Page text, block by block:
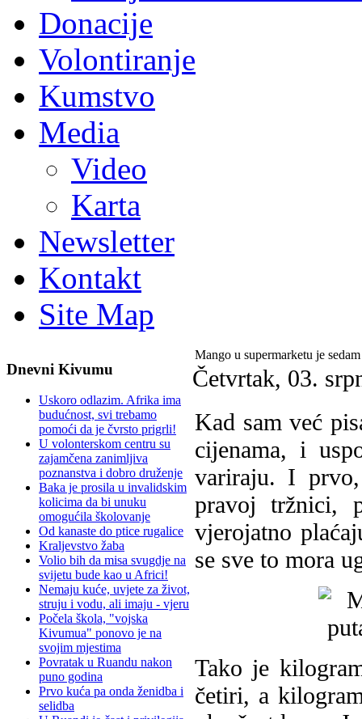
Donacije
Volontiranje
Kumstvo
Media
Video
Karta
Newsletter
Kontakt
Site Map
Dnevni Kivumu
Uskoro odlazim. Afrika ima
budućnost, svi trebamo
pomoći da je čvrsto prigrli!
U volonterskom centru su
zajamčena zanimljiva
poznanstva i dobro druženje
Baka je prosila u invalidskim
kolicima da bi unuku
omogućila školovanje
Od kanaste do ptice rugalice
Kraljevstvo žaba
Volio bih da misa svugdje na
svijetu bude kao u Africi!
Nemaju kuće, uvjete za život,
struju i vodu, ali imaju - vjeru
Počela škola, "vojska
Kivumua" ponovo je na
svojim mjestima
Povratak u Ruandu nakon
puno godina
Prvo kuća pa onda ženidba i
selidba
Mango u supermarketu je
Četvrtak, 03.
Kad sam već
cijenama, i
variraju. I
pravoj tržnici,
vjerojatno
se sve to mora
Tako je
četiri, a